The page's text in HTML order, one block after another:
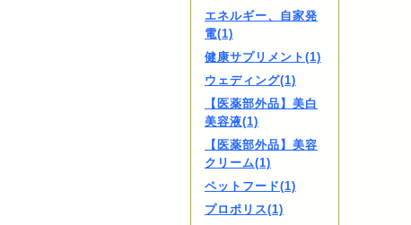
エネルギー、自家発
電(1)
健康サプリメント(1)
ウェディング(1)
【医薬部外品】美白
美容液(1)
【医薬部外品】美容
クリーム(1)
ペットフード(1)
プロポリス(1)